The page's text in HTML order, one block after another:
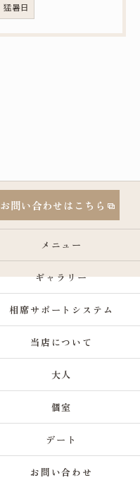
猛暑日
お問い合わせはこちら
メニュー
ギャラリー
相席サポートシステム
当店について
大人
個室
デート
お問い合わせ